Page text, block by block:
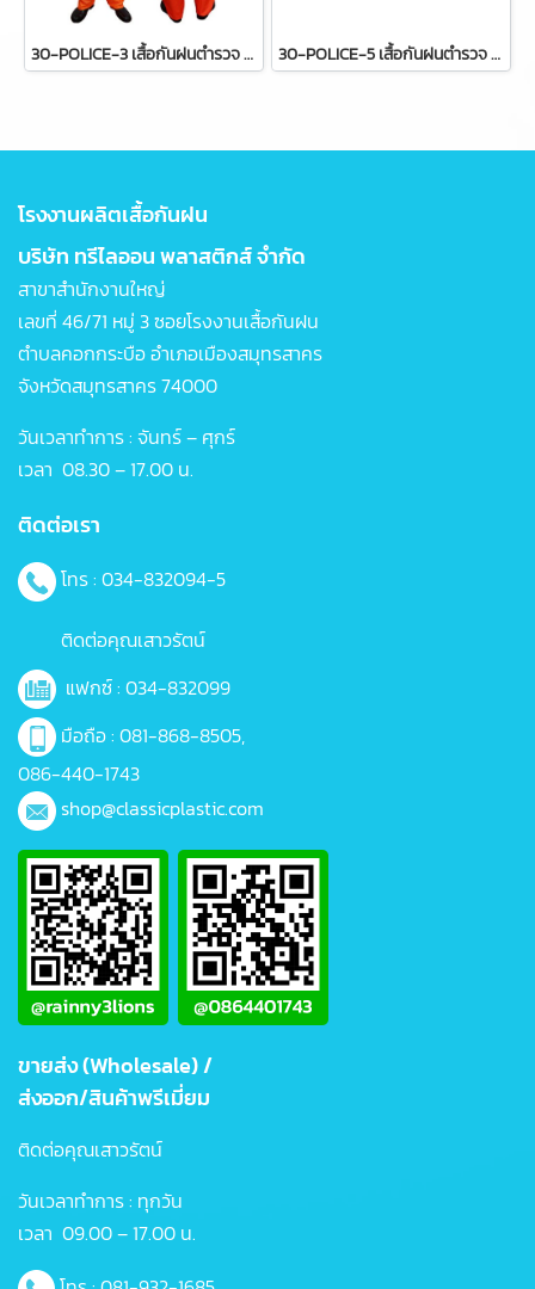
30-POLICE-3 เสื้อกันฝนตำรวจ แบบเสื้อและกางเกง อย่างดี POLICE3 30-POLICE-5 เสื้อกันฝนตำรวจ แบบโค๊ตยาว POLICE 5
โรงงานผลิตเสื้อกันฝน
บริษัท ทรีไลออน พลาสติกส์ จำกัด
สาขาสำนักงานใหญ่
เลขที่ 46/71 หมู่ 3 ซอยโรงงานเสื้อกันฝน
ตำบลคอกกระบือ อำเภอเมืองสมุทรสาคร
จังหวัดสมุทรสาคร 74000
วันเวลาทำการ : จันทร์ – ศุกร์
เวลา 08.30 – 17.00 น.
ติดต่อเรา
โทร : 034-832094-5
ติดต่อคุณเสาวรัตน์
แฟกซ์ : 034-832099
มือถือ : 081-868-8505,
086-440-1743
shop@classicplastic.com
ขายส่ง (Wholesale) /
ส่งออก/สินค้าพรีเมี่ยม
ติดต่อคุณเสาวรัตน์
วันเวลาทำการ : ทุกวัน
เวลา 09.00 – 17.00 น.